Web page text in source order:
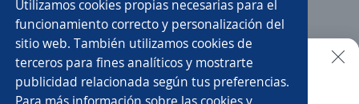
Ayudantes de cocinero Asistente de producción
Auxiliar de despachos Ayudante de cocina
Auxiliar de mantenimiento Asistente comercial
Buscar es más fácil en la app
Utilizamos cookies propias necesarias para el
funcionamiento correcto y personalización del
sitio web. También utilizamos cookies de
terceros para fines analíticos y mostrarte
publicidad relacionada según tus preferencias.